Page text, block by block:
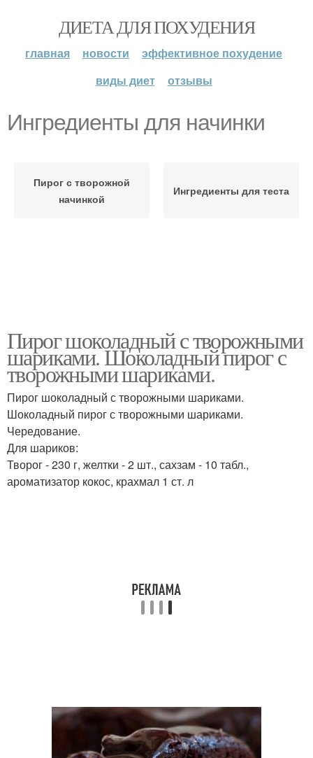
ДИЕТА ДЛЯ ПОХУДЕНИЯ
главная новости
эффективное похудение
виды диет
отзывы
Ингредиенты для начинки
Пирог с творожной
начинкой
Ингредиенты для теста
Пирог шоколадный с творожными
шариками. Шоколадный пирог с
творожными шариками.
Пирог шоколадный с творожными шариками.
Шоколадный пирог с творожными шариками.
Чередование.
Для шариков:
Творог - 230 г, желтки - 2 шт., сахзам - 10 табл.,
ароматизатор кокос, крахмал 1 ст. л